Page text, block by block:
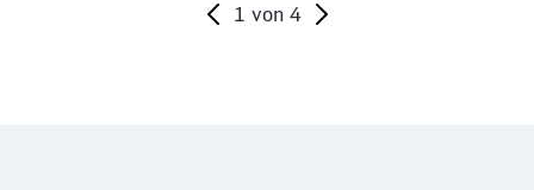
1 von 4